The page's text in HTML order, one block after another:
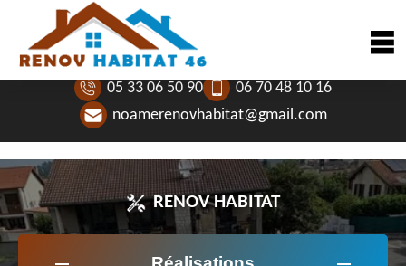
05 33 06 50 90
06 70 48 10 16
noamerenovhabitat@gmail.com
RENOV HABITAT